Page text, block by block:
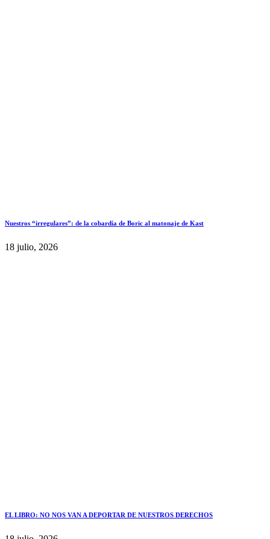
Nuestros “irregulares”: de la cobardía de Boric al matonaje de Kast
18 julio, 2026
EL LIBRO: NO NOS VAN A DEPORTAR DE NUESTROS DERECHOS